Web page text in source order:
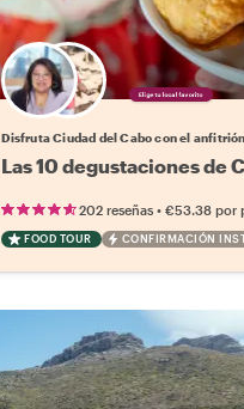
Elige tu local favorito
Disfruta Ciudad del Cabo con el
Las 10 degustaciones de
202 reseñas •€53.38 por
FOOD TOUR CONFIRMACIÓN